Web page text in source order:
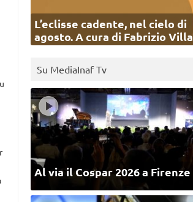
L’eclisse cadente, nel cielo di
agosto. A cura di Fabrizio Villa
Su MediaInaf Tv
Al via il Cospar 2026 a Firenze